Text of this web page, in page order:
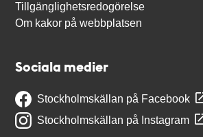
Tillgänglighetsredogörelse
Om kakor på webbplatsen
Sociala medier
Stockholmskällan på Facebook
Stockholmskällan på Instagram